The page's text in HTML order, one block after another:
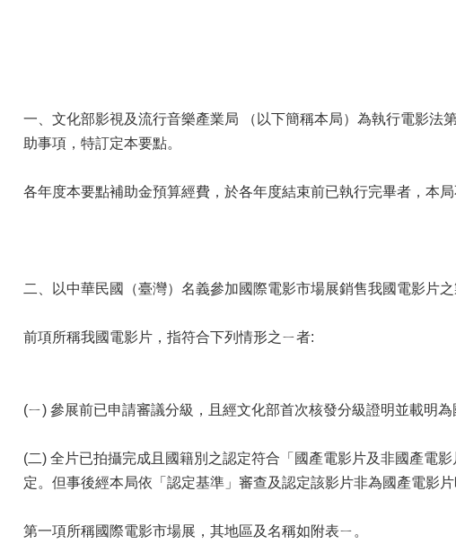
一、文化部影視及流行音樂產業局 （以下簡稱本局）為執行電影
助事項，特訂定本要點。
各年度本要點補助金預算經費，於各年度結束前已執行完畢者，本局
二、以中華民國（臺灣）名義參加國際電影市場展銷售我國電影片
前項所稱我國電影片，指符合下列情形之ㄧ者:
(ㄧ) 參展前已申請審議分級，且經文化部首次核發分級證明並載明
(二) 全片已拍攝完成且國籍別之認定符合「國產電影片及非國產電
定。但事後經本局依「認定基準」審查及認定該影片非為國產電影
第一項所稱國際電影市場展，其地區及名稱如附表ㄧ。